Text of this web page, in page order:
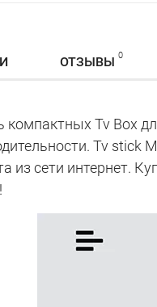
ОТЗЫВЫ 0
компактных Tv Box
Tv stick
из сети интернет.